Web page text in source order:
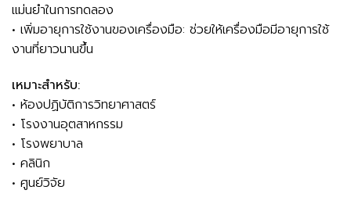
แม่นยำในการทดลอง
• เพิ่มอายุการใช้งานของเครื่องมือ: ช่วยให้เครื่องมือมีอายุการใช้
งานที่ยาวนานขึ้น
เหมาะสำหรับ:
• ห้องปฏิบัติการวิทยาศาสตร์
• โรงงานอุตสาหกรรม
• โรงพยาบาล
• คลินิก
• ศูนย์วิจัย